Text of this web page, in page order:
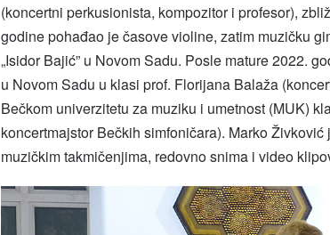
(koncertni perkusionista, kompozitor i profesor),
godine pohađao je časove violine, zatim muzičku
„Isidor Bajić” u Novom Sadu. Posle mature 2022.
u Novom Sadu u klasi prof. Florijana Balaža
Bečkom univerzitetu za muziku i umetnost (MUK)
koncertmajstor Bečkih simfoničara). Marko
muzičkim takmičenjima, redovno snima i video